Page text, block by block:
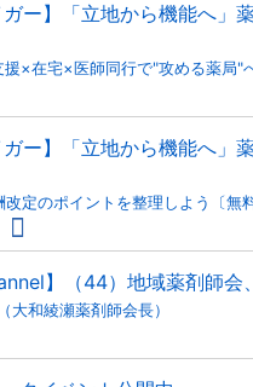
ガー】「立地から機能へ」
×在宅×医師同行で"攻める薬局"
ガー】「立地から機能へ」
定のポイントを整理しよう〔無料
】（44）地域薬剤師会
和綾瀬薬剤師会長）